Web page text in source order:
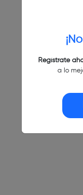
Regístrate
a lo